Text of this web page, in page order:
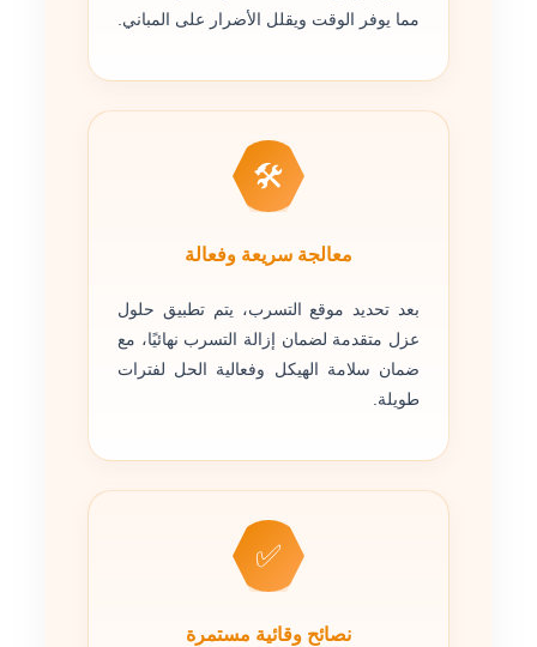
مما يوفر الوقت ويقلل الأضرار على المباني.
🛠️
معالجة سريعة وفعالة
بعد تحديد موقع التسرب، يتم تطبيق حلول
عزل متقدمة لضمان إزالة التسرب نهائيًا، مع
ضمان سلامة الهيكل وفعالية الحل لفترات
طويلة.
✅
نصائح وقائية مستمرة